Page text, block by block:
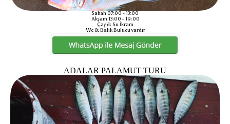
Sabah 07:00 - 13:00
Akşam 13:00 - 19:00
Çay & Su İkram
Wc & Balık Bulucu vardır
ADALAR PALAMUT TURU